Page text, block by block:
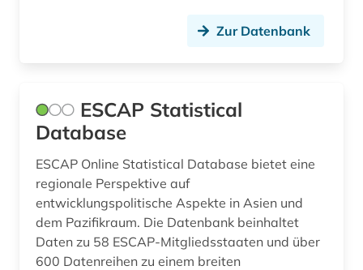
Zur Datenbank
ESCAP Statistical
Database
ESCAP Online Statistical Database bietet eine
regionale Perspektive auf
entwicklungspolitische Aspekte in Asien und
dem Pazifikraum. Die Datenbank beinhaltet
Daten zu 58 ESCAP-Mitgliedsstaaten und über
600 Datenreihen zu einem breiten